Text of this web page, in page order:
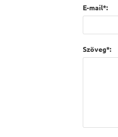
E-mail*:
Szöveg*: